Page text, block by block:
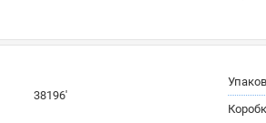
38196'